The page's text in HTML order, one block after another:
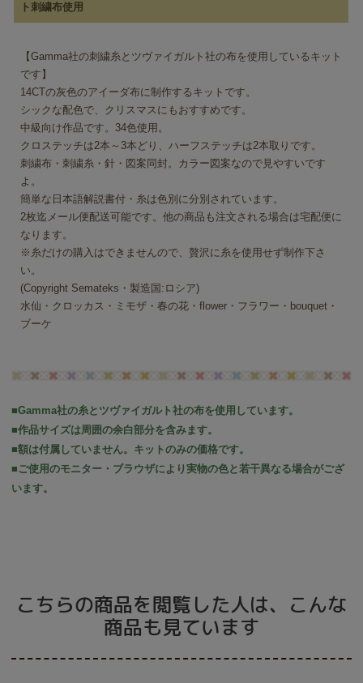
ト刺繍布使用
【Gamma社の刺繍糸とツヴァイガルト社の布を使用しているキット
です】
14CTの灰色のアイーダ布に制作するキットです。
シックな配色で、クリスマスにもおすすめです。
中級向け作品です。34色使用。
クロステッチは2本～3本どり、ハーフステッチは2本取りです。
刺繍布・刺繍糸・針・図案同封。カラー図案なので見やすいです
よ。
簡単な日本語解説書付・糸は色別に分別されています。
2枚迄メール便配送可能です。他の商品も注文される場合は宅配便に
なります。
※糸だけの購入はできませんので、贅沢に糸を使用せず制作下さ
い。
(Copyright Semateks・製造国:ロシア)
水仙・クロッカス・ミモザ・春の花・flower・フラワー・bouquet・
ブーケ
■Gamma社の糸とツヴァイガルト社の布を使用しています。
■作品サイズは周囲の余白部分を含みます。
■額は付属していません。キットのみの価格です。
■ご使用のモニター・ブラウザにより実物の色と若干異なる場合がござ
います。
こちらの商品を閲覧した人は、こんな
商品も見ています